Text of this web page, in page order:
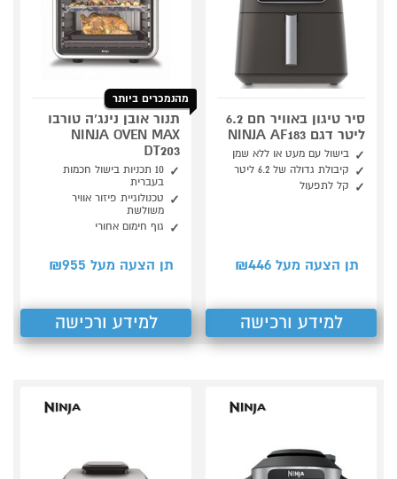
סיר טיגון באוויר חם 6.2
ליטר דגם NINJA AF183
בישול עם מעט או ללא שמן
קיבולת גדולה של 6.2 ליטר
קל לתפעול
תן הצעה מעל ₪ 446
למידע ורכישה
מהנמכרים ביותר
תנור אובן נינג’ה טורבו
NINJA OVEN MAX
DT203
10 תכניות בישול חכמות
בעברית
טכנולוגיית פיזור אוויר
משולשת
גוף חימום אחורי
תן הצעה מעל ₪ 955
למידע ורכישה